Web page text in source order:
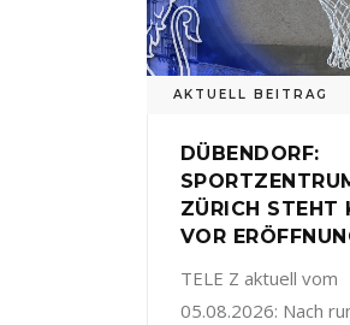
AKTUELL BEITRAG
DÜBENDORF:
ZÜRICH STEHT
VOR
TELE Z aktuell vom
05.08.2026: Nach